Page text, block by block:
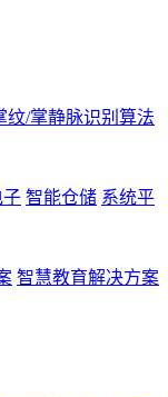
纹/掌静脉识别算法
子 智能仓储 系统平
智慧教育解决方案